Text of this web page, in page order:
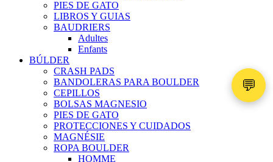
PIES DE GATO
LIBROS Y GUIAS
BAUDRIERS
Adultes
Enfants
BÚLDER
CRASH PADS
BANDOLERAS PARA BOULDER
CEPILLOS
BOLSAS MAGNESIO
PIES DE GATO
PROTECCIONES Y CUIDADOS
MAGNÉSIE
ROPA BOULDER
HOMME
💬